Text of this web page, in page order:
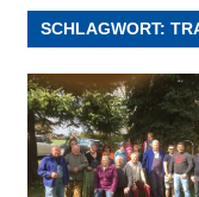
SCHLAGWORT: